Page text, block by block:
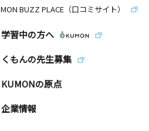
BUZZ PLACE（口コミサイト）
学習中の方へ
くもんの先生募集
KUMONの原点
企業情報